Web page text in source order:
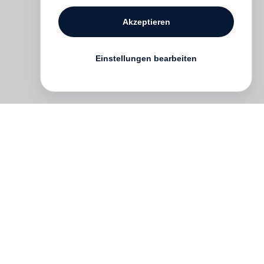
Akzeptieren
Einstellungen bearbeiten